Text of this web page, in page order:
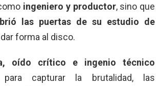
ingeniero y productor, sino que
las puertas de su estudio de
forma al disco.
oído crítico e ingenio técnico
capturar la brutalidad, las